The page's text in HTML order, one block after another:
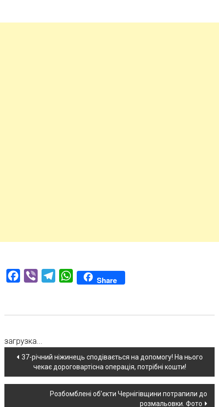
Facebook
Viber TelegramWhatsAppShare
загрузка...
Навігація
по
37-річний ніжинець сподівається на допомогу! На нього
чекає дороговартісна операція, потрібні кошти!
Розбомблені об’єкти Чернігівщини потрапили до
розмальовки. Фото